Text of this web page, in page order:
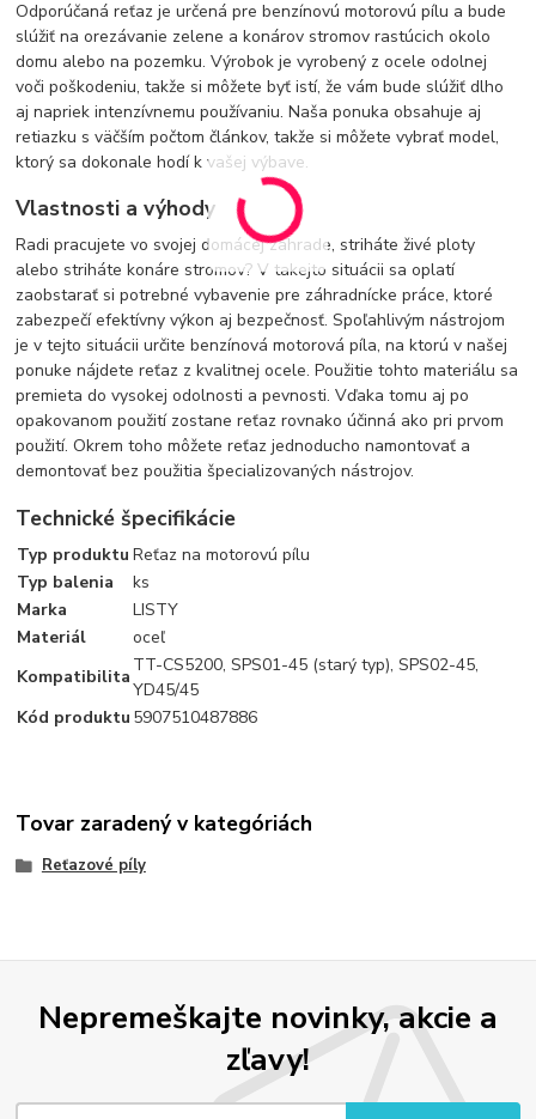
Odporúčaná reťaz je určená pre benzínovú motorovú pílu a bude
slúžiť na orezávanie zelene a konárov stromov rastúcich okolo
domu alebo na pozemku. Výrobok je vyrobený z ocele odolnej
voči poškodeniu, takže si môžete byť istí, že vám bude slúžiť dlho
aj napriek intenzívnemu používaniu. Naša ponuka obsahuje aj
retiazku s väčším počtom článkov, takže si môžete vybrať model,
ktorý sa dokonale hodí k vašej výbave.
Vlastnosti a výhody
Radi pracujete vo svojej domácej záhrade, striháte živé ploty
alebo striháte konáre stromov? V takejto situácii sa oplatí
zaobstarať si potrebné vybavenie pre záhradnícke práce, ktoré
zabezpečí efektívny výkon aj bezpečnosť. Spoľahlivým nástrojom
je v tejto situácii určite benzínová motorová píla, na ktorú v našej
ponuke nájdete reťaz z kvalitnej ocele. Použitie tohto materiálu sa
premieta do vysokej odolnosti a pevnosti. Vďaka tomu aj po
opakovanom použití zostane reťaz rovnako účinná ako pri prvom
použití. Okrem toho môžete reťaz jednoducho namontovať a
demontovať bez použitia špecializovaných nástrojov.
Technické špecifikácie
Typ produktu Reťaz na motorovú pílu
Typ balenia
ks
Marka
LISTY
Materiál
oceľ
Kompatibilita
TT-CS5200, SPS01-45 (starý typ), SPS02-45,
YD45/45
Kód produktu 5907510487886
Tovar zaradený v kategóriách
Reťazové píly
Nepremeškajte novinky, akcie a
zľavy!